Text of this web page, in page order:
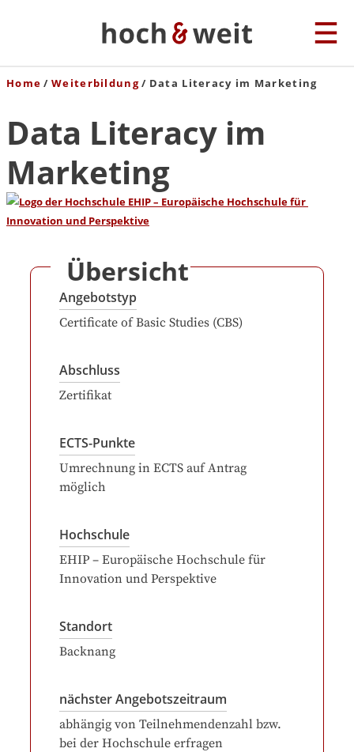
Home Weiterbildung Data Literacy im Marketing
Data Literacy im
Marketing
Übersicht
Angebotstyp
Certificate of Basic Studies (CBS)
Abschluss
Zertifikat
ECTS-Punkte
Umrechnung in ECTS auf Antrag
möglich
Hochschule
EHIP – Europäische Hochschule für
Innovation und Perspektive
Standort
Backnang
nächster Angebotszeitraum
abhängig von Teilnehmendenzahl bzw.
bei der Hochschule erfragen